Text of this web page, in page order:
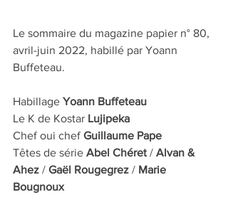
Le sommaire du magazine papier n° 80,
avril-juin 2022, habillé par Yoann
Buffeteau.
Habillage Yoann Buffeteau
Le K de Kostar Lujipeka
Chef oui chef Guillaume Pape
Têtes de série Abel Chéret / Alvan &
Ahez / Gaël Rougegrez / Marie
Bougnoux